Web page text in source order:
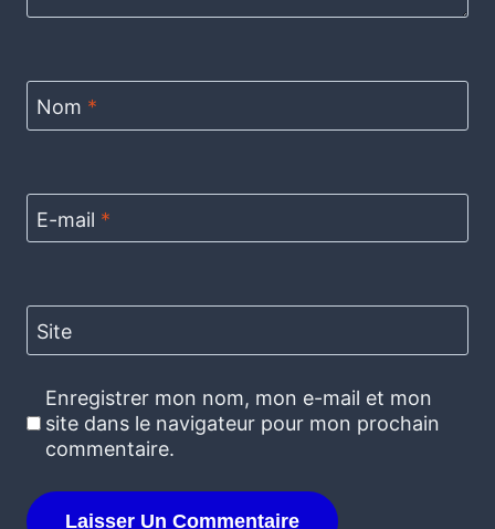
Nom *
E-mail *
Site
Enregistrer mon nom, mon e-mail et mon
site dans le navigateur pour mon prochain
commentaire.